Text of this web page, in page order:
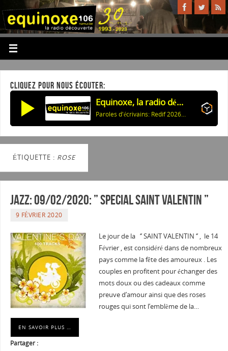
CLIQUEZ POUR NOUS ÉCOUTER:
Equinoxe, la radio découverte
Paroles d'écrivains: Redif 2026: Celui qui revient (K.Han) & Ann d'Angleterre (J.Deck)
ÉTIQUETTE : ROSE
Jazz: 09/02/2020: ” SPECIAL SAINT VALENTIN ”
9 FÉVRIER 2020
Le jour de la ‘’ SAINT VALENTIN ‘’ , le 14
Février , est considéré dans de nombreux
pays comme la fête des amoureux . Les
couples en profitent pour échanger des
mots doux ou des cadeaux comme
preuve d’amour ainsi que des roses
rouges qui sont l’emblème de la…
EN SAVOIR PLUS …
Partager :